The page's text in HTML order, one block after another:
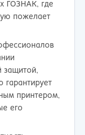
ГОЗНАК, где
пожелает
защитой,
гарантирует
принтером,
его